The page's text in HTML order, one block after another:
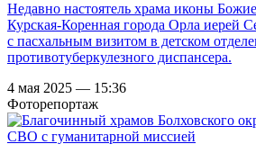
Недавно настоятель храма иконы
Курская-Коренная города Орла иерей
с пасхальным визитом в детском
противотуберкулезного диспансера.
4 мая 2025 — 15:36
Фоторепортаж